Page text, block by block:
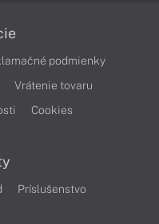
podmienky
Vrátenie tovaru
Cookies
Príslušenstvo